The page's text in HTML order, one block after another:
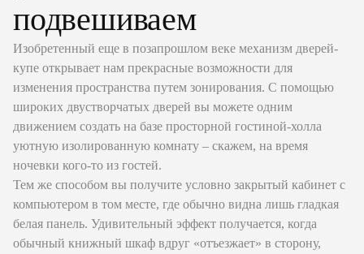
подвешиваем
Изобретенный еще в позапрошлом веке механизм дверей-
купе открывает нам прекрасные возможности для
изменения пространства путем зонирования. С помощью
широких двустворчатых дверей вы можете одним
движением создать на базе просторной гостиной-холла
уютную изолированную комнату – скажем, на время
ночевки кого-то из гостей.
Тем же способом вы получите условно закрытый кабинет с
компьютером в том месте, где обычно видна лишь гладкая
белая панель. Удивительный эффект получается, когда
обычный книжный шкаф вдруг «отъезжает» в сторону,